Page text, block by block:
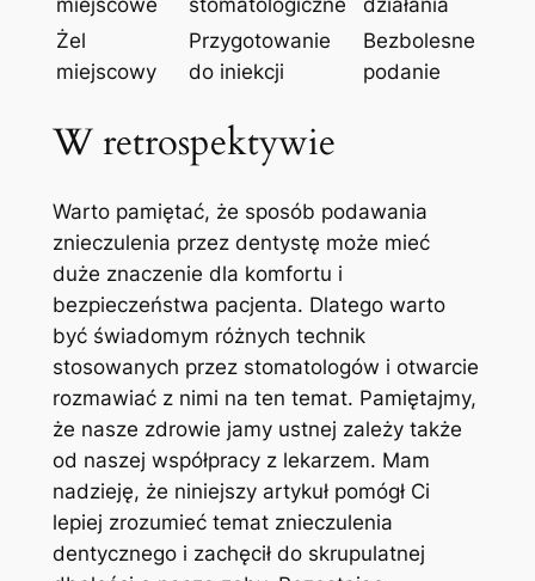
Żel
miejscowy
Przygotowanie​
do iniekcji
Bezbolesne
podanie
W retrospektywie
Warto pamiętać, ​że sposób podawania
znieczulenia przez dentystę ⁢może mieć
duże ⁤znaczenie dla komfortu i
bezpieczeństwa pacjenta. Dlatego warto
być świadomym różnych technik
stosowanych ‌przez stomatologów i otwarcie
rozmawiać z nimi⁣ na ten ⁢temat. Pamiętajmy,
że nasze zdrowie⁣ jamy ustnej zależy także
‍od naszej współpracy z lekarzem. Mam
⁢nadzieję, że niniejszy‍ artykuł pomógł Ci
lepiej zrozumieć temat znieczulenia
dentycznego i zachęcił do skrupulatnej‌